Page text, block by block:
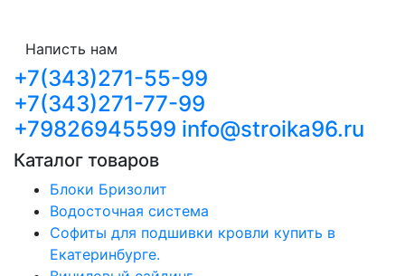
Написть нам
+7(343)271-55-99
+7(343)271-77-99
+79826945599 info@stroika96.ru
Каталог товаров
Блоки Бризолит
Водосточная система
Софиты для подшивки кровли купить в
Екатеринбурге.